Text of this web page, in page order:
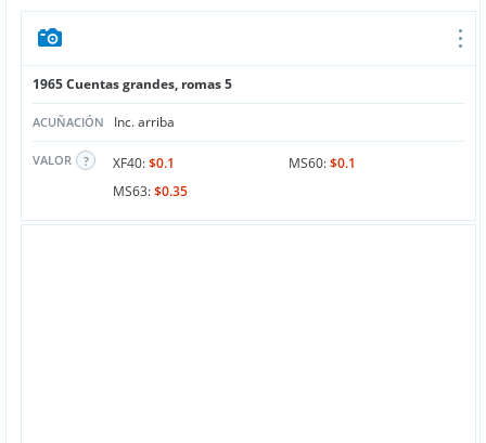
1965 Cuentas grandes, romas 5
ACUÑACIÓN Inc. arriba
VALOR XF40:$0.1 MS60:$0.1
MS63:$0.35